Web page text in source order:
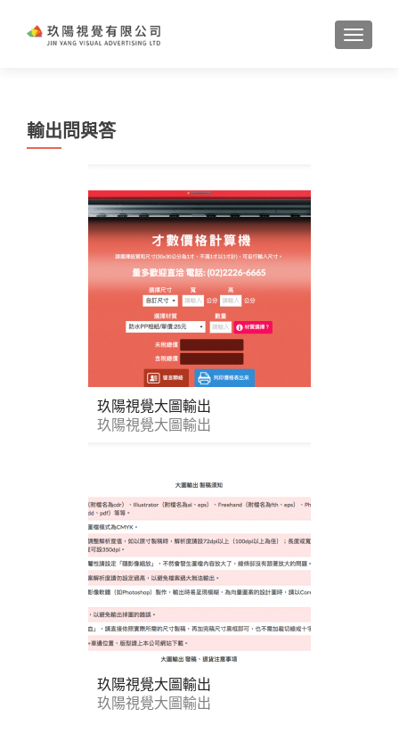
輸出問與答
玖陽視覺大圖輸出
玖陽視覺大圖輸出
玖陽視覺大圖輸出
玖陽視覺大圖輸出